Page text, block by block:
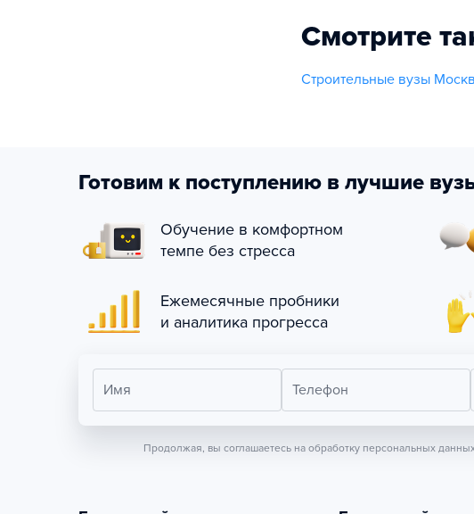
Смотрите
Строительные вузы
Готовим к поступлению в лучшие
Обучение в комфортном
темпе без стресса
Ежемесячные пробники
и аналитика прогресса
Имя Телефон
Продолжая, вы соглашаетесь на обработку персональных